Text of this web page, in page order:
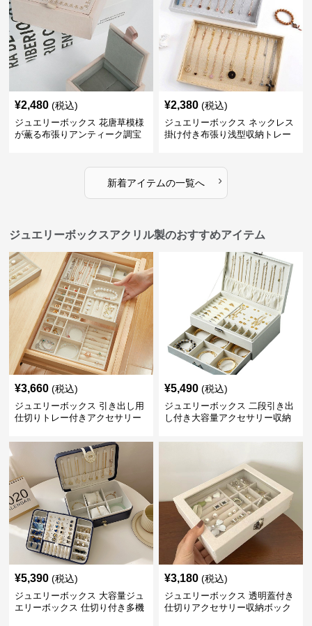
¥2,480 (税込)
ジュエリーボックス 花唐草模様
が薫る布張りアンティーク調宝
¥2,380 (税込)
ジュエリーボックス ネックレス
掛け付き布張り浅型収納トレー
新着アイテムの一覧へ ›
ジュエリーボックスアクリル製のおすすめアイテム
¥3,660 (税込)
ジュエリーボックス 引き出し用
仕切りトレー付きアクセサリー
¥5,490 (税込)
ジュエリーボックス 二段引き出
し付き大容量アクセサリー収納
¥5,390 (税込)
ジュエリーボックス 大容量ジュ
エリーボックス 仕切り付き多機
¥3,180 (税込)
ジュエリーボックス 透明蓋付き
仕切りアクセサリー収納ボック